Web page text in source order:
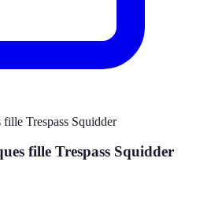
fille Trespass Squidder